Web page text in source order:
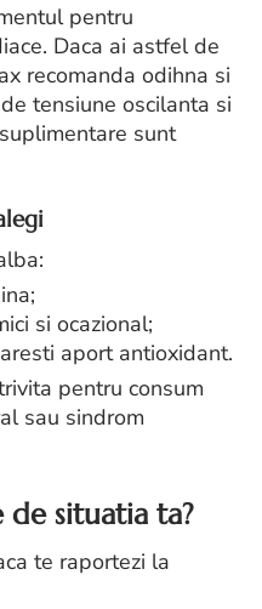
pentru
Daca ai astfel de
recomanda odihna si
tensiune oscilanta si
sunt
si ocazional;
aport antioxidant.
pentru consum
sau sindrom
situatia ta?
te raportezi la